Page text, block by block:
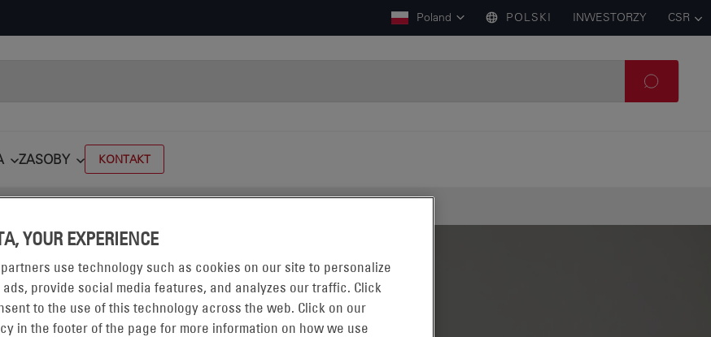
Poland POLSKI INWESTORZY CSR
ZASOBY KONTAKT
YOUR EXPERIENCE
use technology such as cookies on our site to personalize
provide social media features, and analyzes our traffic. Click
to the use of this technology across the web. Click on our
in the footer of the page for more information on how we use